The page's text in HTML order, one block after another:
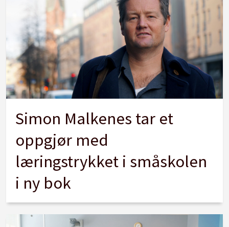
Simon Malkenes tar et
oppgjør med
læringstrykket i småskolen
i ny bok